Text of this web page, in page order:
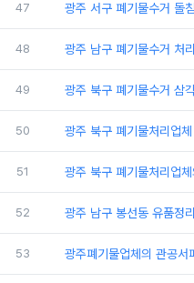
47 광주 서구 폐기물수거 돌
48 광주 남구 폐기물수거 처
49 광주 북구 폐기물수거 삼
50 광주 북구 폐기물처리업
51 광주 북구 폐기물처리업
52 광주 남구 봉선동 유품정
53 광주폐기물업체의 관공서